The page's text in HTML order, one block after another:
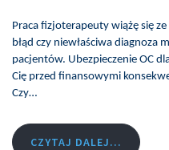
Praca fizjoterapeuty wiążę się
błąd czy niewłaściwa diagnoza
pacjentów. Ubezpieczenie OC
Cię przed finansowymi
Czy…
CZYTAJ DALEJ...